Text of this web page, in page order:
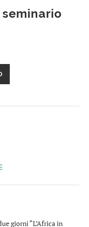
giorni “L’Africa in